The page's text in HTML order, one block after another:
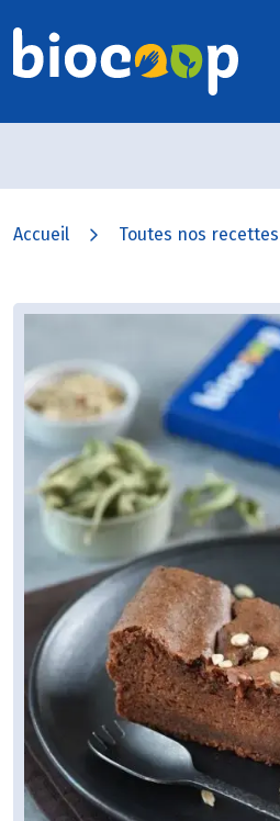
Accueil Toutes nos recettes